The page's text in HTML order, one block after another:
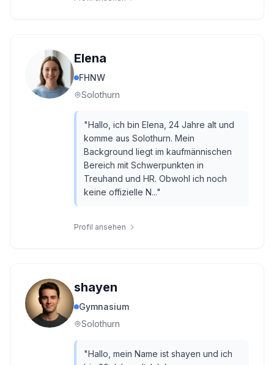
Elena
FHNW
Solothurn
"Hallo, ich bin Elena, 24 Jahre alt und
komme aus Solothurn. Mein
Background liegt im kaufmännischen
Bereich mit Schwerpunkten in
Treuhand und HR. Obwohl ich noch
keine offizielle N..."
Profil ansehen
shayen
Gymnasium
Solothurn
"Hallo, mein Name ist shayen und ich